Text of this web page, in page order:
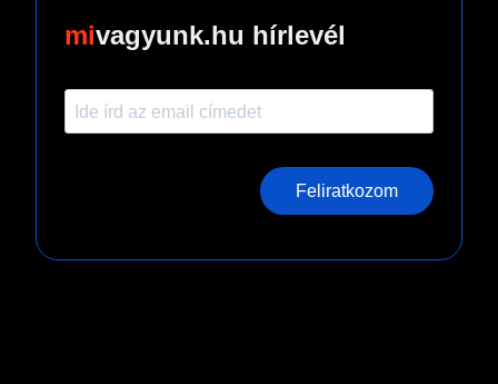
vagyunk.hu hírlevél
Feliratkozom